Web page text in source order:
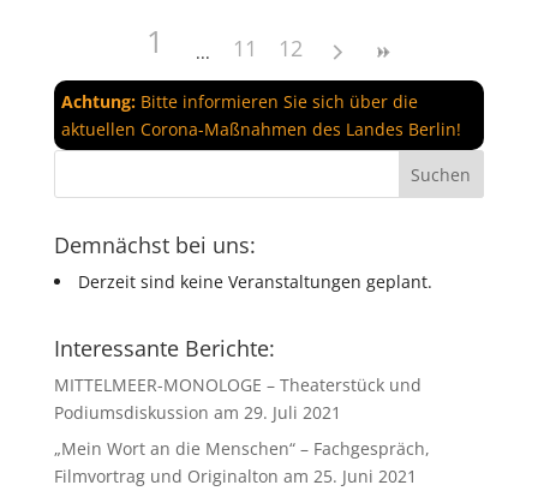
1 11 12
Achtung:Bitte informieren Sie sich über die
aktuellen Corona-Maßnahmen des Landes Berlin!
Demnächst bei uns:
Derzeit sind keine Veranstaltungen geplant.
Interessante Berichte:
MITTELMEER-MONOLOGE – Theaterstück und
Podiumsdiskussion am 29. Juli 2021
„Mein Wort an die Menschen“ – Fachgespräch,
Filmvortrag und Originalton am 25. Juni 2021